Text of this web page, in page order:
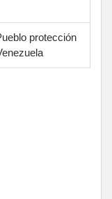
protección